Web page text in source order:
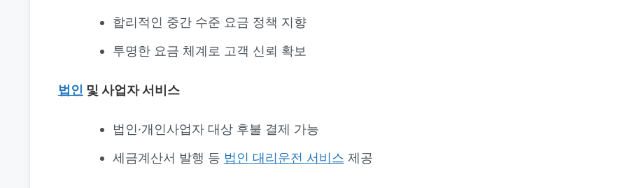
합리적인 중간 수준 요금 정책 지향
투명한 요금 체계로 고객 신뢰 확보
법인 및 사업자 서비스
법인·개인사업자 대상 후불 결제 가능
세금계산서 발행 등 법인 대리운전 서비스 제공